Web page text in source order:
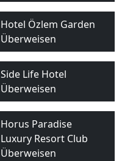
Hotel Özlem Garden
Überweisen
Side Life Hotel
Überweisen
Horus Paradise
Luxury Resort Club
Überweisen